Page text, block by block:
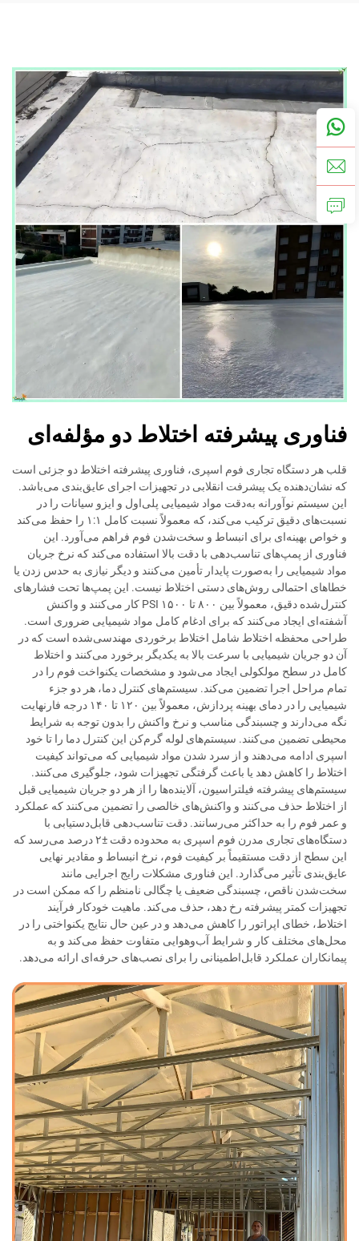
فناوری پیشرفته اختلاط دو مؤلفه‌ای
قلب هر دستگاه تجاری فوم اسپری، فناوری پیشرفته اختلاط دو جزئی است
که نشان‌دهنده یک پیشرفت انقلابی در تجهیزات اجرای عایق‌بندی می‌باشد.
این سیستم نوآورانه به‌دقت مواد شیمیایی پلی‌اول و ایزو سیانات را در
نسبت‌های دقیق ترکیب می‌کند، که معمولاً نسبت کامل ۱:۱ را حفظ می‌کند
و خواص بهینه‌ای برای انبساط و سخت‌شدن فوم فراهم می‌آورد. این
فناوری از پمپ‌های تناسب‌دهی با دقت بالا استفاده می‌کند که نرخ جریان
مواد شیمیایی را به‌صورت پایدار تأمین می‌کنند و دیگر نیازی به حدس زدن یا
خطاهای احتمالی روش‌های دستی اختلاط نیست. این پمپ‌ها تحت فشارهای
کنترل‌شده دقیق، معمولاً بین ۸۰۰ تا ۱۵۰۰ PSI کار می‌کنند و واکنش
آشفته‌ای ایجاد می‌کنند که برای ادغام کامل مواد شیمیایی ضروری است.
طراحی محفظه اختلاط شامل اختلاط برخوردی مهندسی‌شده است که در
آن دو جریان شیمیایی با سرعت بالا به یکدیگر برخورد می‌کنند و اختلاط
کامل در سطح مولکولی ایجاد می‌شود و مشخصات یکنواخت فوم را در
تمام مراحل اجرا تضمین می‌کند. سیستم‌های کنترل دما، هر دو جزء
شیمیایی را در دمای بهینه پردازش، معمولاً بین ۱۲۰ تا ۱۴۰ درجه فارنهایت
نگه می‌دارند و چسبندگی مناسب و نرخ واکنش را بدون توجه به شرایط
محیطی تضمین می‌کنند. سیستم‌های لوله گرم‌کن این کنترل دما را تا خود
اسپری ادامه می‌دهند و از سرد شدن مواد شیمیایی که می‌تواند کیفیت
اختلاط را کاهش دهد یا باعث گرفتگی تجهیزات شود، جلوگیری می‌کنند.
سیستم‌های پیشرفته فیلتراسیون، آلاینده‌ها را از هر دو جریان شیمیایی قبل
از اختلاط حذف می‌کنند و واکنش‌های خالصی را تضمین می‌کنند که عملکرد
و عمر فوم را به حداکثر می‌رسانند. دقت تناسب‌دهی قابل‌دستیابی با
دستگاه‌های تجاری مدرن فوم اسپری به محدوده دقت ±۲ درصد می‌رسد که
این سطح از دقت مستقیماً بر کیفیت فوم، نرخ انبساط و مقادیر نهایی
عایق‌بندی تأثیر می‌گذارد. این فناوری مشکلات رایج اجرایی مانند
سخت‌شدن ناقص، چسبندگی ضعیف یا چگالی نامنظم را که ممکن است در
تجهیزات کمتر پیشرفته رخ دهد، حذف می‌کند. ماهیت خودکار فرآیند
اختلاط، خطای اپراتور را کاهش می‌دهد و در عین حال نتایج یکنواختی را در
محل‌های مختلف کار و شرایط آب‌وهوایی متفاوت حفظ می‌کند و به
پیمانکاران عملکرد قابل‌اطمینانی را برای نصب‌های حرفه‌ای ارائه می‌دهد.